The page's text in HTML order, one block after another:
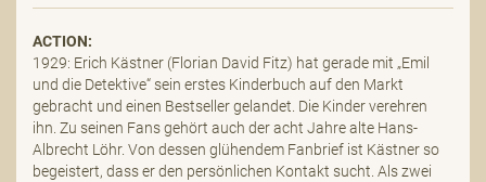
ACTION:
1929: Erich Kästner (Florian David Fitz) hat gerade mit „Emil
und die Detektive“ sein erstes Kinderbuch auf den Markt
gebracht und einen Bestseller gelandet. Die Kinder verehren
ihn. Zu seinen Fans gehört auch der acht Jahre alte Hans-
Albrecht Löhr. Von dessen glühendem Fanbrief ist Kästner so
begeistert, dass er den persönlichen Kontakt sucht. Als zwei